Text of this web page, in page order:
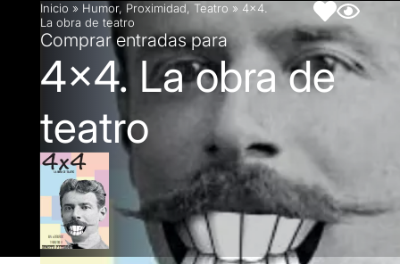
Inicio » Humor, Proximidad, Teatro » 4×4.
La obra de teatro
Comprar entradas para
4x4. La obra de
teatro